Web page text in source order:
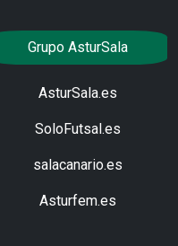
Grupo AsturSala
AsturSala.es
SoloFutsal.es
salacanario.es
Asturfem.es